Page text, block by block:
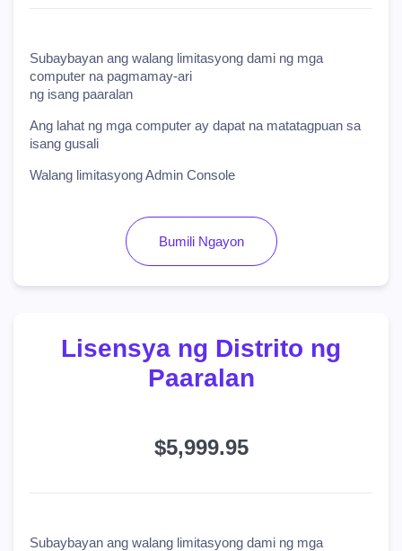
Subaybayan ang walang limitasyong dami ng mga
computer na pagmamay-ari
ng isang paaralan
Ang lahat ng mga computer ay dapat na matatagpuan sa
isang gusali
Walang limitasyong Admin Console
Bumili Ngayon
Lisensya ng Distrito ng
Paaralan
$5,999.95
Subaybayan ang walang limitasyong dami ng mga